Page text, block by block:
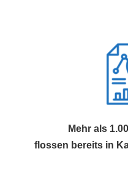
Mehr als
flossen bereits in